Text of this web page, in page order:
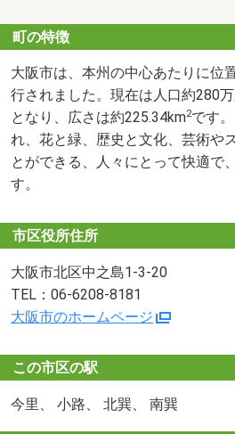
町の特徴
大阪市は、本州の中心あたりに位
行されました。現在は人口約280
となり、広さは約225.34km2です
れ、花と緑、歴史と文化、芸術や
とができる、人々にとって快適で
す。
市区役所住所
大阪市北区中之島1-3-20
TEL：06-6208-8181
大阪市のホームページ
この市区の駅
今里、 小路、 北巽、 南巽